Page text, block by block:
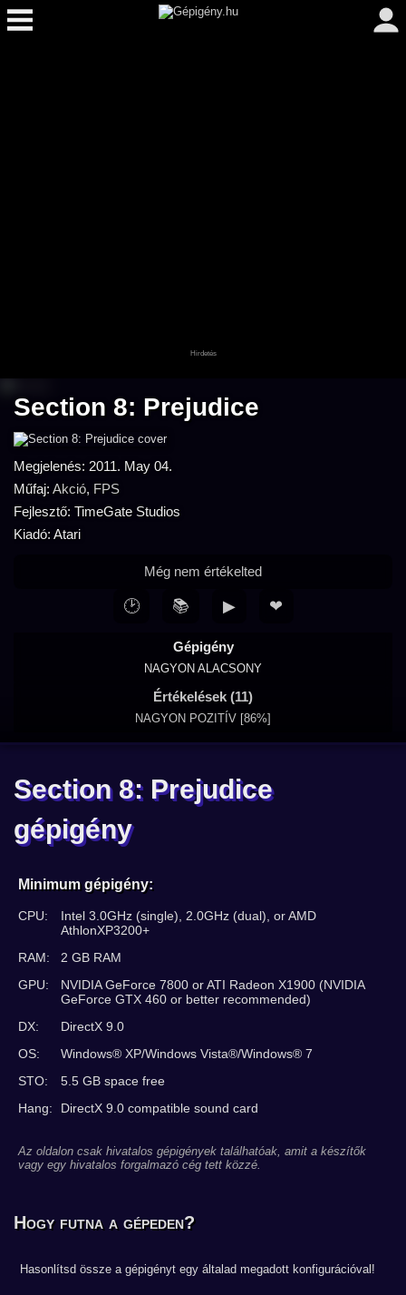
Section 8: Prejudice
Megjelenés: 2011. May 04.
Műfaj: Akció, FPS
Fejlesztő: TimeGate Studios
Kiadó: Atari
Gépigény
NAGYON ALACSONY
Értékelések (11)
NAGYON POZITÍV [86%]
Még nem értékelted
🕑 📚 ▶ ❤
Section 8: Prejudice
gépigény
Minimum gépigény:
CPU:
Intel 3.0GHz (single), 2.0GHz (dual), or AMD
AthlonXP3200+
RAM:
2 GB RAM
GPU:
NVIDIA GeForce 7800 or ATI Radeon X1900 (NVIDIA
GeForce GTX 460 or better recommended)
DX:
DirectX 9.0
OS:
Windows® XP/Windows Vista®/Windows® 7
STO:
5.5 GB space free
Hang:
DirectX 9.0 compatible sound card
Az oldalon csak hivatalos gépigények találhatóak, amit a készítők
vagy egy hivatalos forgalmazó cég tett közzé.
Hogy futna a gépeden?
Hasonlítsd össze a gépigényt egy általad megadott konfigurációval!